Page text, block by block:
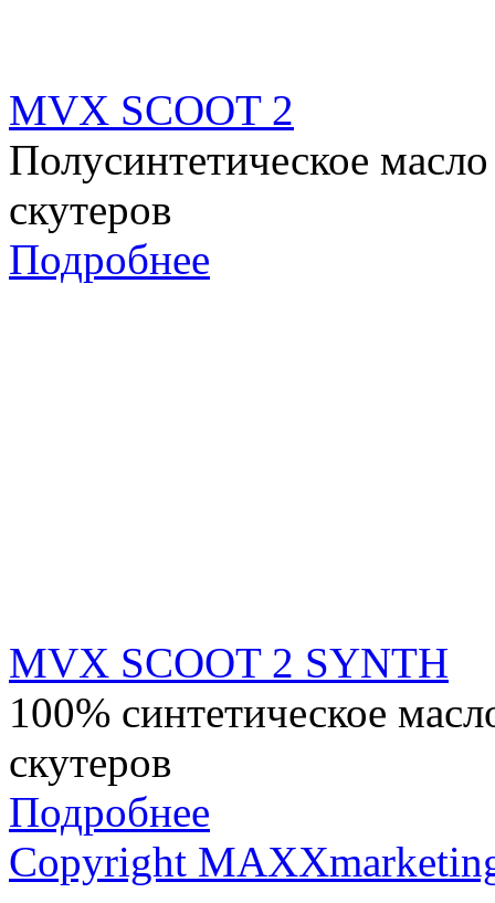
MVX SCOOT 2
Полусинтетическое
скутеров
Подробнее
MVX SCOOT 2 SYNTH
100% синтетическое
скутеров
Подробнее
Copyright